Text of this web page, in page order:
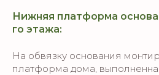
Нижняя платформа
го этажа:
На обвязку основания
платформа дома,